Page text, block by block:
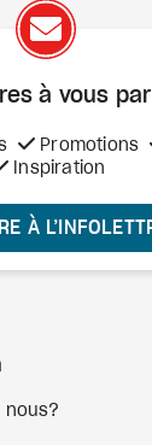
à vous
Promotions
Inspiration
À
nous?